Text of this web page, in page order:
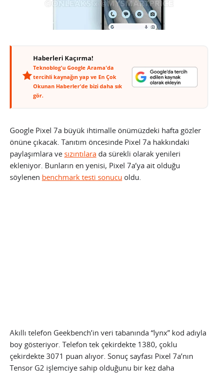
Haberleri Kaçırma!
Teknoblog'u Google Arama'da
tercihli kaynağın yap ve En Çok
Okunan Haberler'de bizi daha sık
gör.
Google Pixel 7a büyük ihtimalle önümüzdeki hafta gözler
önüne çıkacak. Tanıtım öncesinde Pixel 7a hakkındaki
paylaşımlara ve sızıntılara da sürekli olarak yenileri
ekleniyor. Bunların en yenisi, Pixel 7a’ya ait olduğu
söylenen benchmark testi sonucu oldu.
Akıllı telefon Geekbench’in veri tabanında “lynx” kod adıyla
boy gösteriyor. Telefon tek çekirdekte 1380, çoklu
çekirdekte 3071 puan alıyor. Sonuç sayfası Pixel 7a’nın
Tensor G2 işlemciye sahip olduğunu bir kez daha